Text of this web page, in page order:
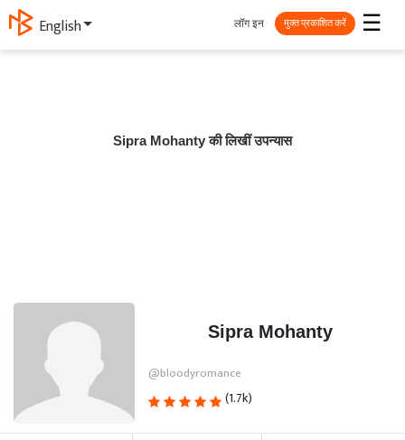
English ☰
लॉग इन मुक्त प्रकाशित करें
Sipra Mohanty की लिखीं उपन्यास
Sipra Mohanty
@bloodyromance
(1.7k)